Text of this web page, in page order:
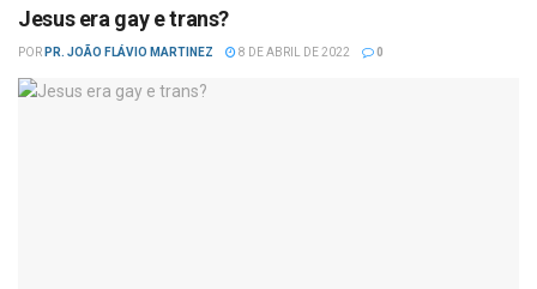
Jesus era gay e trans?
POR PR. JOÃO FLÁVIO MARTINEZ 8 DE ABRIL DE 2022 0